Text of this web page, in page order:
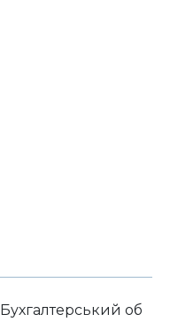
Бухгалтерський об